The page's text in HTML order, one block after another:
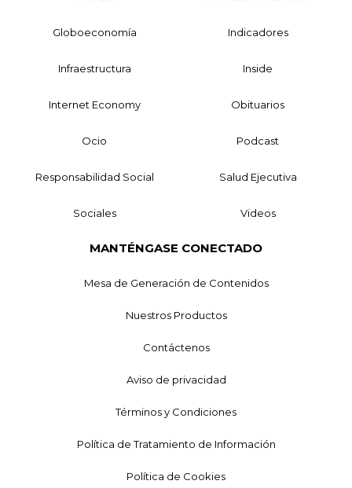
Globoeconomía Indicadores
Infraestructura Inside
Internet Economy Obituarios
Ocio Podcast
Responsabilidad Social Salud Ejecutiva
Sociales Videos
MANTÉNGASE CONECTADO
Mesa de Generación de Contenidos
Nuestros Productos
Contáctenos
Aviso de privacidad
Términos y Condiciones
Política de Tratamiento de Información
Política de Cookies